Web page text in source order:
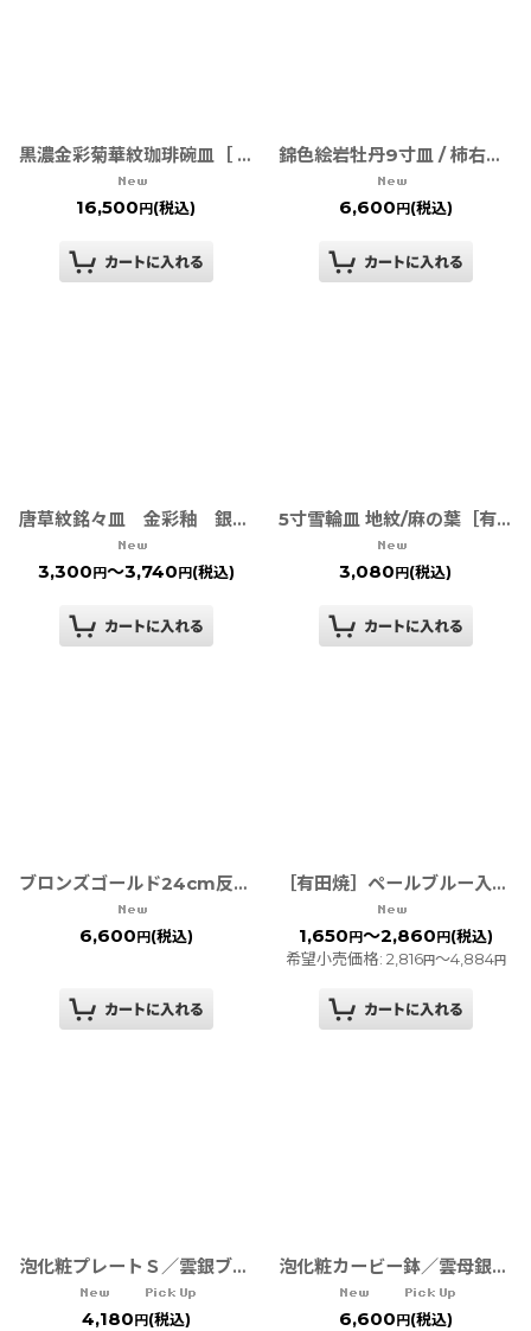
黒濃金彩菊華紋珈琲碗皿［ 有田焼 徳幸窯 ］
16,500円(税込)
錦色絵岩牡丹9寸皿 / 柿右衛門写し
6,600円(税込)
唐草紋銘々皿 金彩釉 銀彩釉 黒彩釉
3,300円～3,740円(税込)
5寸雪輪皿 地紋/麻の葉［有田焼］
3,080円(税込)
ブロンズゴールド24cm反りプレート［有田焼 金善窯］
6,600円(税込)
［有田焼］ペールブルー入れ子角鉢Ｓ・Ｍ・Ｌ◆アウトレット◆
1,650円～2,860円(税込)
希望小売価格: 2,816円～4,884円
泡化粧プレートＳ／雲銀ブルー
4,180円(税込)
泡化粧カービー鉢／雲母銀Blue
6,600円(税込)